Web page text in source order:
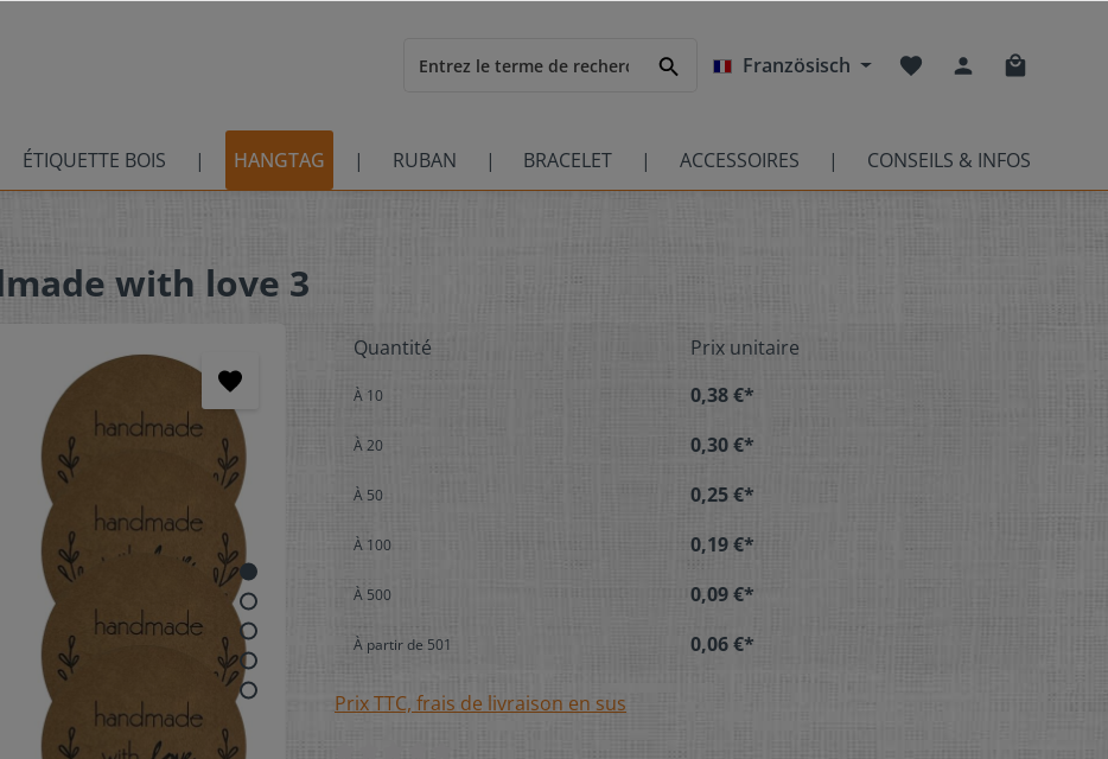
Französisch
ÉTIQUETTE BOIS HANGTAG RUBAN BRACELET ACCESSOIRES CONSEILS & INFOS
with love 3
Quantité Prix unitaire
À 10 0,38 €*
À20 0,30 €*
À 50 0,25 €*
À 100 0,19 €*
À 500 0,09 €*
À partir de 501 0,06 €*
Prix TTC, frais de livraison en sus